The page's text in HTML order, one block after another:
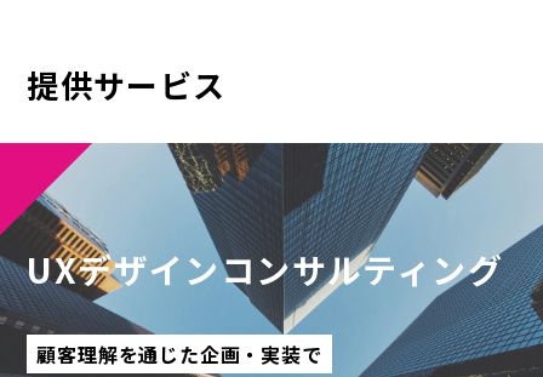
提供サービス
UXデザインコンサルティング
顧客理解を通じた企画・実装で